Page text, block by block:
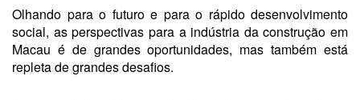
Olhando para o futuro e para o rápido desenvolvimento
social, as perspectivas para a indústria da construção em
Macau é de grandes oportunidades, mas também está
repleta de grandes desafios.